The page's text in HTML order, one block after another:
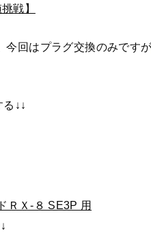
戦】
今回はプラグ交換のみです
↓↓
ＲＸ-８ SE3P 用